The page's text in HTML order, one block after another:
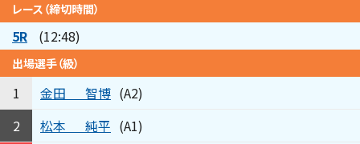
レース（締切時間）
5R (12:48)
出場選手（級）
1 金田 智博 (A2)
2
松本 純平 (A1)